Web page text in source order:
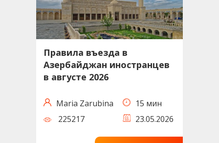
Правила въезда в
Азербайджан иностранцев
в августе 2026
Maria Zarubina
15 мин
225217
23.05.2026